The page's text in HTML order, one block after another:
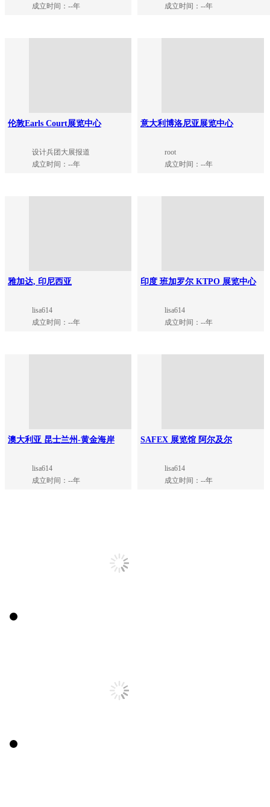
成立时间：--年
成立时间：--年
伦敦Earls Court展览中心
设计兵团大展报道
成立时间：--年
意大利博洛尼亚展览中心
root
成立时间：--年
雅加达, 印尼西亚
lisa614
成立时间：--年
印度 班加罗尔 KTPO 展览中心
lisa614
成立时间：--年
澳大利亚 昆士兰州-黄金海岸
lisa614
成立时间：--年
SAFEX 展览馆 阿尔及尔
lisa614
成立时间：--年